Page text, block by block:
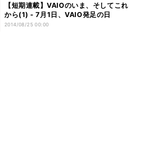
【短期連載】VAIOのいま、そしてこれ
から(1) - 7月1日、VAIO発足の日
2014/08/25 00:00